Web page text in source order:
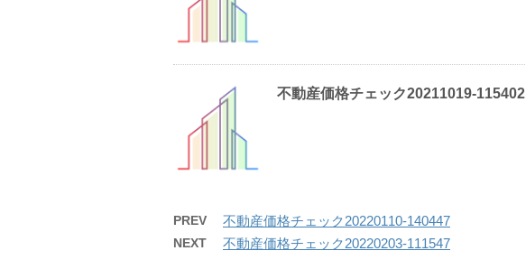
不動産価格チェック20211019-115402
PREV 不動産価格チェック20220110-140447
NEXT 不動産価格チェック20220203-111547